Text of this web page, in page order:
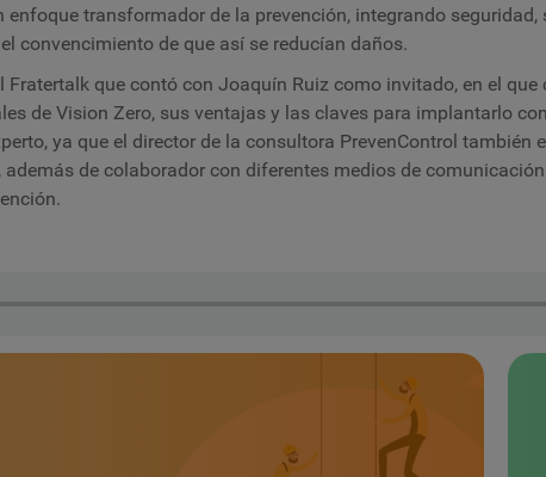
enfoque transformador de la prevención, integrando seguridad,
convencimiento de que así se reducían daños.
Fratertalk que contó con Joaquín Ruiz como invitado, en el
de Vision Zero, sus ventajas y las claves para implantarlo
ya que el director de la consultora PrevenControl también
además de colaborador con diferentes medios de